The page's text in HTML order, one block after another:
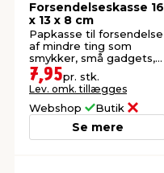
Forsendelseskasse 16
x 13 x 8 cm
Papkasse til forsendelse
af mindre ting som
smykker, små gadgets,
samleobjekter m.m.
7,95pr. stk.
Lev. omk. tillægges
Webshop Butik
Se mere